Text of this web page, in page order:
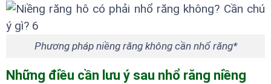
Phương pháp niềng răng không cần nhổ răng*
Những điều cần lưu ý sau nhổ răng niềng